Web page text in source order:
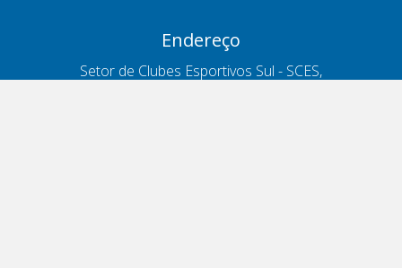
Endereço
Setor de Clubes Esportivos Sul - SCES,